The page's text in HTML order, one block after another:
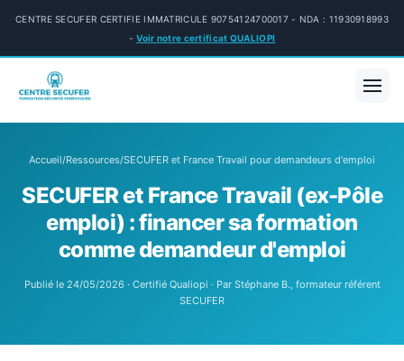
CENTRE SECUFER CERTIFIE IMMATRICULE 90754124700017 - NDA : 11930918993
-Voir notre certificat QUALIOPI
Accueil/Ressources/SECUFER et France Travail pour demandeurs d'emploi
SECUFER et France Travail (ex-Pôle
emploi) : financer sa formation
comme demandeur d'emploi
Publié le 24/05/2026 · Certifié Qualiopi · Par Stéphane B., formateur référent
SECUFER